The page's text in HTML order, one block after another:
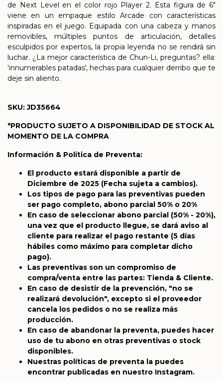
de Next Level en el color rojo Player 2. Esta figura de 6"
viene en un empaque estilo Arcade con características
inspiradas en el juego. Equipada con una cabeza y manos
removibles, múltiples puntos de articulación, detalles
esculpidos por expertos, la propia leyenda no se rendirá sin
luchar. ¿La mejor característica de Chun-Li, preguntas? ella:
'innumerables patadas', hechas para cualquier derribo que te
deje sin aliento.
SKU: JD35664
*PRODUCTO SUJETO A DISPONIBILIDAD DE STOCK AL
MOMENTO DE LA COMPRA
Información & Política de Preventa:
El producto estará disponible a partir de
Diciembre de 2025 (Fecha sujeta a cambios).
Los tipos de pago para las preventivas pueden
ser pago completo, abono parcial 50% o 20%
En caso de seleccionar abono parcial (50% - 20%),
una vez que el producto llegue, se dará aviso al
cliente para realizar el pago restante (5 días
hábiles como máximo para completar dicho
pago).
Las preventivas son un compromiso de
compra/venta entre las partes: Tienda & Cliente.
En caso de desistir de la prevención, "no se
realizará devolución", excepto si el proveedor
cancela los pedidos o no se realiza más
producción.
En caso de abandonar la preventa, puedes hacer
uso de tu abono en otras preventivas o stock
disponibles.
Nuestras políticas de preventa la puedes
encontrar publicadas en nuestro Instagram.